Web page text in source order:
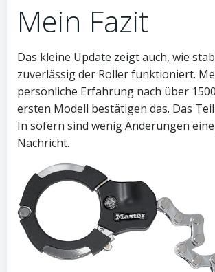
Mein Fazit
Das kleine Update zeigt auch, wie
zuverlässig der Roller funktioniert.
persönliche Erfahrung nach über
ersten Modell bestätigen das. Das
In sofern sind wenig Änderungen
Nachricht.